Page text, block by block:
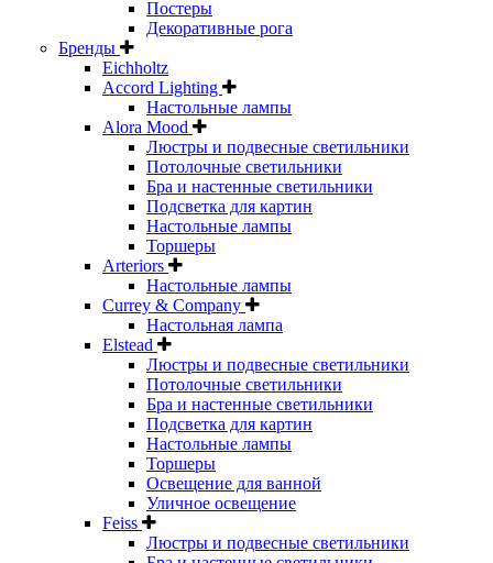
Постеры
Декоративные рога
Бренды
Eichholtz
Accord Lighting
Настольные лампы
Alora Mood
Люстры и подвесные светильники
Потолочные светильники
Бра и настенные светильники
Подсветка для картин
Настольные лампы
Торшеры
Arteriors
Настольные лампы
Currey & Company
Настольная лампа
Elstead
Люстры и подвесные светильники
Потолочные светильники
Бра и настенные светильники
Подсветка для картин
Настольные лампы
Торшеры
Освещение для ванной
Уличное освещение
Feiss
Люстры и подвесные светильники